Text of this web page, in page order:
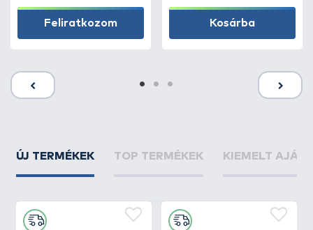
Feliratkozom Kosárba
ÚJ TERMÉKEK TOP TERMÉKEK KIEMELT